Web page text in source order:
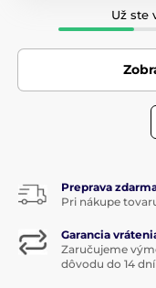
Už ste
Preprava
Pri nákupe
Garancia
Zaručujeme
dôvodu do 14